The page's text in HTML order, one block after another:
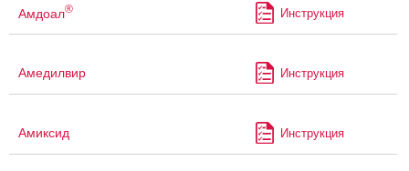
Амдоал® Инструкция
Амедилвир Инструкция
Амиксид Инструкция